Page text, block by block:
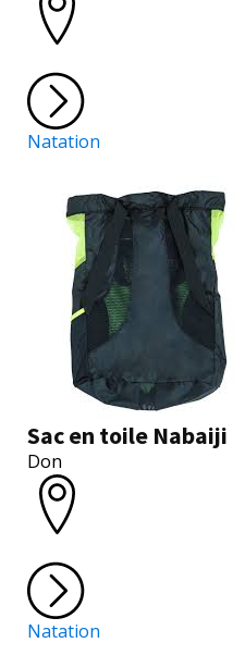
Natation
Sac en toile Nabaiji
Don
Natation